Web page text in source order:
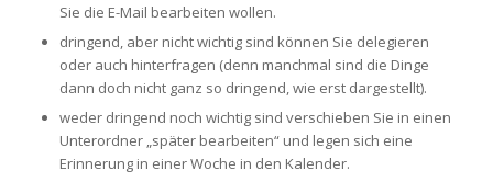
Sie die E-Mail bearbeiten wollen.
dringend, aber nicht wichtig sind können Sie delegieren
oder auch hinterfragen (denn manchmal sind die Dinge
dann doch nicht ganz so dringend, wie erst dargestellt).
weder dringend noch wichtig sind verschieben Sie in einen
Unterordner „später bearbeiten“ und legen sich eine
Erinnerung in einer Woche in den Kalender.